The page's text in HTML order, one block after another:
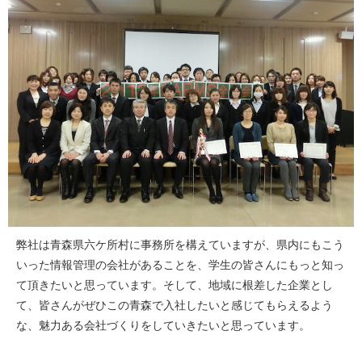
弊社は青森県六ケ所村に事務所を構えていますが、県内にもこう
いった情報管理の会社があることを、学生の皆さんにもっと知っ
て頂きたいと思っています。そして、地域に根差した企業とし
て、皆さんがぜひこの青森で入社したいと感じてもらえるよう
な、魅力ある会社づくりをしていきたいと思っています。